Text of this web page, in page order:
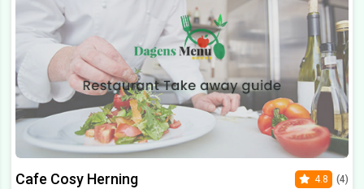
Cafe Cosy Herning 4.8 (4)